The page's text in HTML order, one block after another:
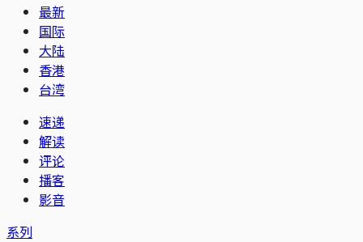
最新
国际
大陆
香港
台湾
速递
解读
评论
播客
影音
系列